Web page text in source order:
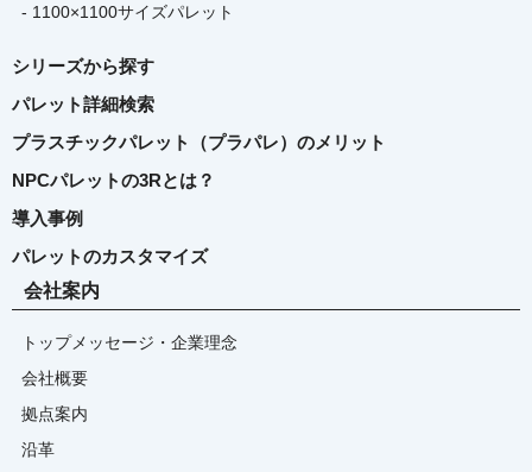
- 1100×1100サイズパレット
シリーズから探す
パレット詳細検索
プラスチックパレット（プラパレ）のメリット
NPCパレットの3Rとは？
導入事例
パレットのカスタマイズ
会社案内
トップメッセージ・企業理念
会社概要
拠点案内
沿革